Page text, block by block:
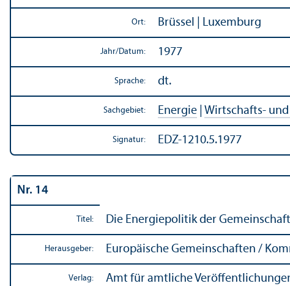
Ort: Brüssel | Luxemburg
Jahr/Datum: 1977
Sprache: dt.
Sachgebiet: Energie Wirtschafts-
Signatur: EDZ-1210.5.1977
Nr. 14
Titel: Die Energiepolitik der
Herausgeber: Europäische Gemeinschaften /
Verlag: Amt für amtliche